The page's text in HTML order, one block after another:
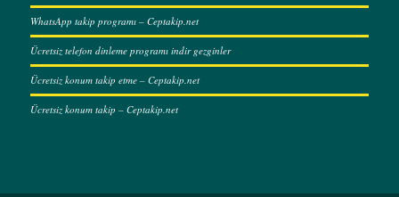
WhatsApp takip programı – Ceptakip.net
Ücretsiz telefon dinleme programı indir gezginler
Ücretsiz konum takip etme – Ceptakip.net
Ücretsiz konum takip – Ceptakip.net